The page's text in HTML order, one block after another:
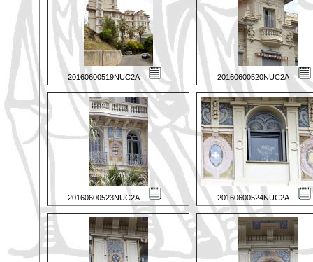
20160600519NUC2A 20160600520NUC2A
20160600523NUC2A 20160600524NUC2A